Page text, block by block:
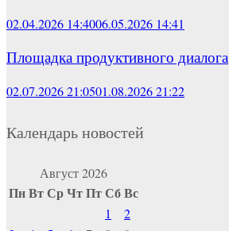
02.04.2026 14:4006.05.2026 14:41
Площадка продуктивного диалога
02.07.2026 21:0501.08.2026 21:22
Календарь новостей
Август 2026
ПнВтСрЧтПтСбВс
1
2